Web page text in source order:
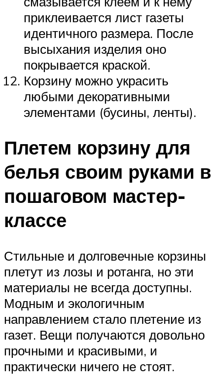
приклеивается лист газеты
идентичного размера. После
высыхания изделия оно
покрывается краской.
Корзину можно украсить
любыми декоративными
элементами (бусины, ленты).
Плетем корзину для
белья своим руками в
пошаговом мастер-
классе
Стильные и долговечные корзины
плетут из лозы и ротанга, но эти
материалы не всегда доступны.
Модным и экологичным
направлением стало плетение из
газет. Вещи получаются довольно
прочными и красивыми, и
практически ничего не стоят.